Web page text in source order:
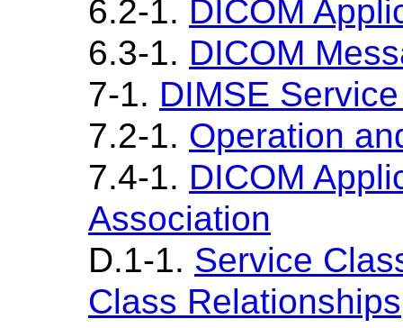
6.2-1. DICOM
6.3-1. DICOM
7-1. DIMSE
7.2-1. Operation
7.4-1. DICOM
Association
D.1-1. Service
Class Relationships